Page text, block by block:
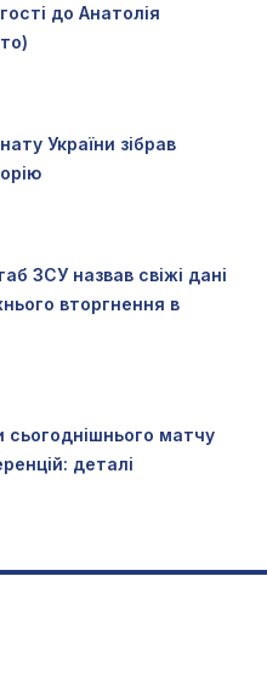
до Анатолія
України зібрав
ЗСУ назвав свіжі дані
вторгнення в
сьогоднішнього матчу
деталі